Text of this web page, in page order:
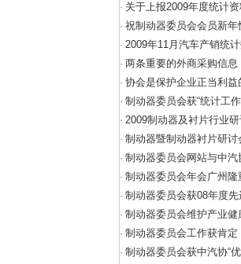
· 关于上报2009年度统计
· 祝制动器委员会会员新年
· 2009年11月汽车产销统
· 两条重要的外商采购信息
· 协会是保护企业正当利益
· 制动器委员会获“统计工
· 2009制动器及衬片行业
· 制动器暨制动器衬片研讨
· 制动器委员会网站与中汽
· 制动器委员会年会广州隆
· 制动器委员会获08年度
· 制动器委员会维护产业健
· 制动器委员会工作获肯定
· 制动器委员会获中汽协“